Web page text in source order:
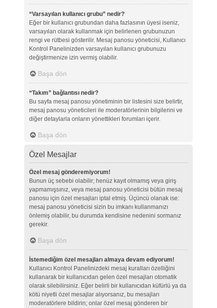
“Varsayılan kullanıcı grubu” nedir?
Eğer bir kullanıcı grubundan daha fazlasının üyesi iseniz,
varsayılan olarak kullanmak için belirlenen grubunuzun
rengi ve rütbesi gösterilir. Mesaj panosu yöneticisi, Kullanıcı
Kontrol Panelinizden varsayılan kullanıcı grubunuzu
değiştirmenize izin vermiş olabilir.
Başa dön
“Takım” bağlantısı nedir?
Bu sayfa mesaj panosu yönetiminin bir listesini size belirtir,
mesaj panosu yöneticileri ile moderatörlerinin bilgilerini ve
diğer detaylarla onların yönettikleri forumları içerir.
Başa dön
Özel Mesajlar
Özel mesaj gönderemiyorum!
Bunun üç sebebi olabilir; henüz kayıt olmamış veya giriş
yapmamışsınız, veya mesaj panosu yöneticisi bütün mesaj
panosu için özel mesajları iptal etmiş. Üçüncü olanak ise:
mesaj panosu yöneticisi sizin bu imkanı kullanmanızı
önlemiş olabilir, bu durumda kendisine nedenini sormanız
gerekir.
Başa dön
İstemediğim özel mesajları almaya devam ediyorum!
Kullanıcı Kontrol Panelinizdeki mesaj kuralları özelliğini
kullanarak bir kullanıcıdan gelen özel mesajları otomatik
olarak silebilirsiniz. Eğer belirli bir kullanıcıdan küfürlü ya da
kötü niyetli özel mesajlar alıyorsanız, bu mesajları
moderatörlere bildirin; onlar özel mesaj gönderen bir